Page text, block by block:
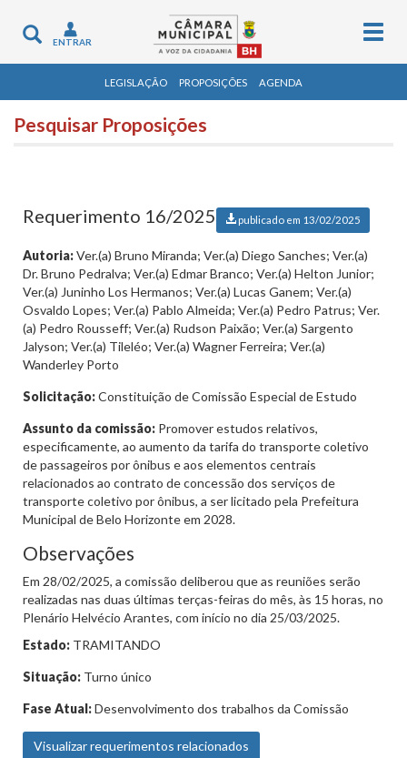
Toggle
navigation
ENTRAR
LEGISLAÇÃO PROPOSIÇÕES AGENDA
Pesquisar Proposições
Requerimento 16/2025 publicado em 13/02/2025
Autoria:Ver.(a) Bruno Miranda; Ver.(a) Diego Sanches; Ver.(a)
Dr. Bruno Pedralva; Ver.(a) Edmar Branco; Ver.(a) Helton Junior;
Ver.(a) Juninho Los Hermanos; Ver.(a) Lucas Ganem; Ver.(a)
Osvaldo Lopes; Ver.(a) Pablo Almeida; Ver.(a) Pedro Patrus; Ver.
(a) Pedro Rousseff; Ver.(a) Rudson Paixão; Ver.(a) Sargento
Jalyson; Ver.(a) Tileléo; Ver.(a) Wagner Ferreira; Ver.(a)
Wanderley Porto
Solicitação:Constituição de Comissão Especial de Estudo
Assunto da comissão: Promover estudos relativos,
especificamente, ao aumento da tarifa do transporte coletivo
de passageiros por ônibus e aos elementos centrais
relacionados ao contrato de concessão dos serviços de
transporte coletivo por ônibus, a ser licitado pela Prefeitura
Municipal de Belo Horizonte em 2028.
Observações
Em 28/02/2025, a comissão deliberou que as reuniões serão
realizadas nas duas últimas terças-feiras do mês, às 15 horas, no
Plenário Helvécio Arantes, com início no dia 25/03/2025.
Estado: TRAMITANDO
Situação: Turno único
Fase Atual:Desenvolvimento dos trabalhos da Comissão
Visualizar requerimentos relacionados